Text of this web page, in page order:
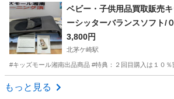
神奈川 横浜市 鶴ヶ峰駅 ベビー用品
ベビー・子供用品買取販売
ーシッターバランスソフト/
3,800円
北茅ケ崎駅
#キッズモール湘南出品商品 #特典：２回目購入は１０
神奈川 茅ヶ崎市
もっと見る